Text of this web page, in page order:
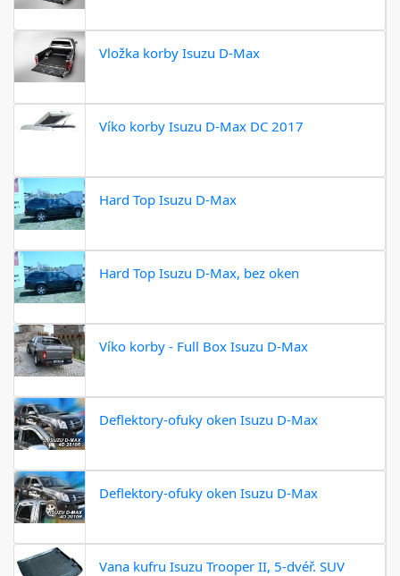
Vložka korby Isuzu D-Max
Víko korby Isuzu D-Max DC 2017
Hard Top Isuzu D-Max
Hard Top Isuzu D-Max, bez oken
Víko korby - Full Box Isuzu D-Max
Deflektory-ofuky oken Isuzu D-Max
Deflektory-ofuky oken Isuzu D-Max
Vana kufru Isuzu Trooper II, 5-dvéř. SUV